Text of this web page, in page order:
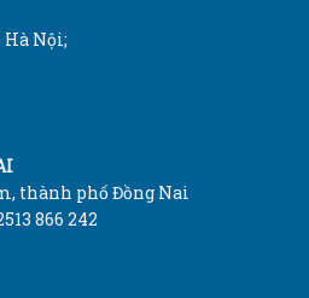
Nội;
thành phố Đồng Nai
866 242